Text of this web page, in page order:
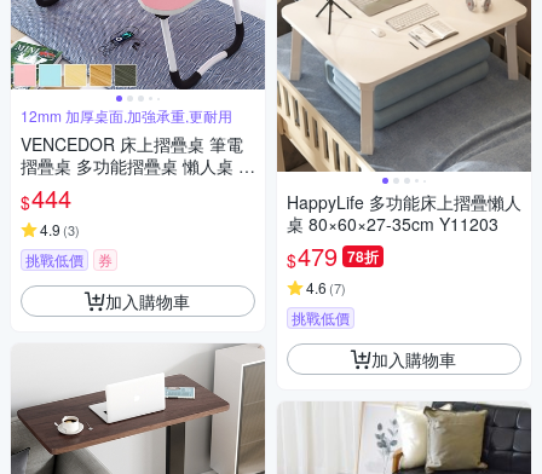
12mm 加厚桌面,加強承重,更耐用
VENCEDOR 床上摺疊桌 筆電
摺疊桌 多功能摺疊桌 懶人桌 便
利摺疊桌 便攜摺疊桌
$444
4.9 (3)
挑戰低價 券
加入購物車
HappyLife 多功能床上摺疊懶人
桌 80×60×27-35cm Y11203
$479 78折
4.6 (7)
挑戰低價
加入購物車